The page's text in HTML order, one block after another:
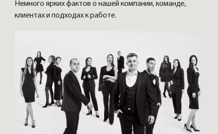
Немного ярких фактов о нашей компании, команде,
клиентах и подходах к работе.